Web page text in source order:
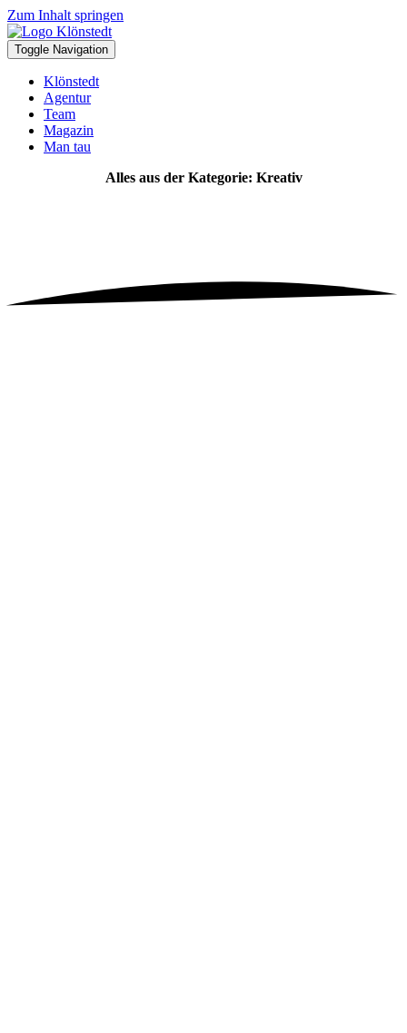
Zum Inhalt springen
Toggle Navigation
Klönstedt
Agentur
Team
Magazin
Man tau
Alles aus der Kategorie: Kreativ